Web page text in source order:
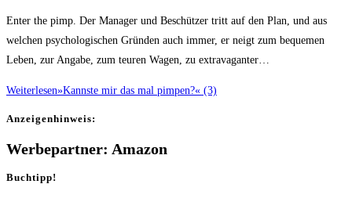
Enter the pimp. Der Manager und Beschützer tritt auf den Plan, und aus
welchen psycho­logischen Gründen auch immer, er neigt zum bequemen
Leben, zur Angabe, zum teuren Wagen, zu extravaganter…
Weiterlesen»Kanns­te mir das mal pim­pen?« (3)
Anzei­gen­hin­weis:
Werbepartner: Amazon
Buchtipp!